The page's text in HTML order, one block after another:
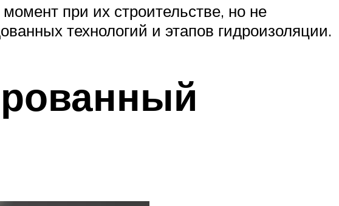
при их строительстве, но не
технологий и этапов гидроизоляции.